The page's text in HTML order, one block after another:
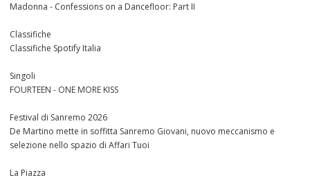
Madonna - Confessions on a Dancefloor: Part II
Classifiche
Classifiche Spotify Italia
Singoli
FOURTEEN - ONE MORE KISS
Festival di Sanremo 2026
De Martino mette in soffitta Sanremo Giovani, nuovo meccanismo e
selezione nello spazio di Affari Tuoi
La Piazza